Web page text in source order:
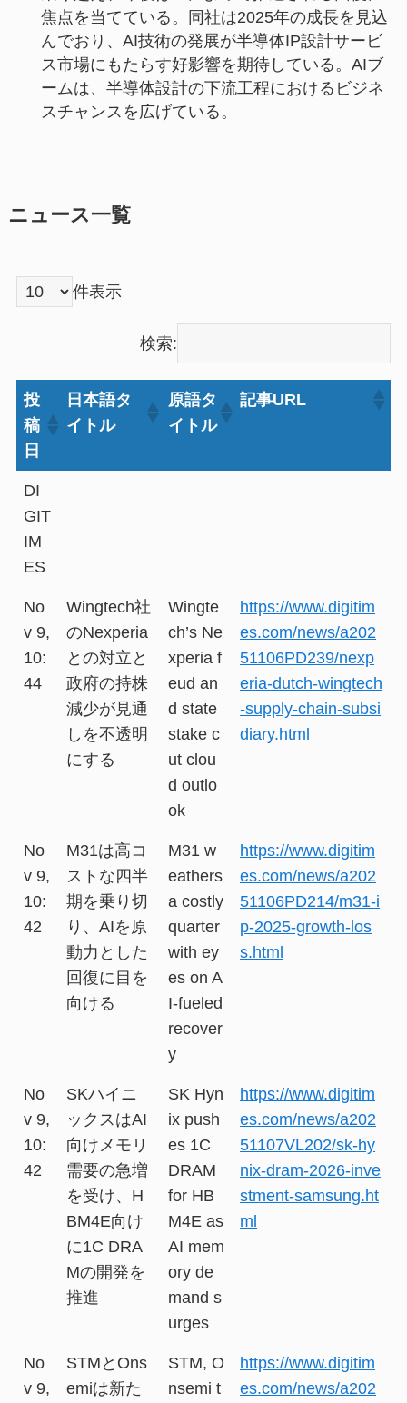
焦点を当てている。同社は2025年の成長を見込
んでおり、AI技術の発展が半導体IP設計サービ
ス市場にもたらす好影響を期待している。AIブ
ームは、半導体設計の下流工程におけるビジネ
スチャンスを広げている。
ニュース一覧
件表示
検索:
投
稿
日
日本語タ
イトル
原語タ
イトル
記事URL
DI
GIT
IM
ES
No
v 9,
10:
44
Wingtech社
のNexperia
との対立と
政府の持株
減少が見通
しを不透明
にする
Wingte
ch’s Ne
xperia f
eud an
d state
stake c
ut clou
d outlo
ok
https://www.digitim
es.com/news/a202
51106PD239/nexp
eria-dutch-wingtech
-supply-chain-subsi
diary.html
No
v 9,
10:
42
M31は高コ
ストな四半
期を乗り切
り、AIを原
動力とした
回復に目を
向ける
M31 w
eathers
a costly
quarter
with ey
es on A
I-fueled
recover
y
https://www.digitim
es.com/news/a202
51106PD214/m31-i
p-2025-growth-los
s.html
No
v 9,
10:
42
SKハイニ
ックスはAI
向けメモリ
需要の急増
を受け、H
BM4E向け
に1C DRA
Mの開発を
推進
SK Hyn
ix push
es 1C
DRAM
for HB
M4E as
AI mem
ory de
mand s
urges
https://www.digitim
es.com/news/a202
51107VL202/sk-hy
nix-dram-2026-inve
stment-samsung.ht
ml
No
v 9,
STMとOns
emiは新た
STM, O
nsemi t
https://www.digitim
es.com/news/a202